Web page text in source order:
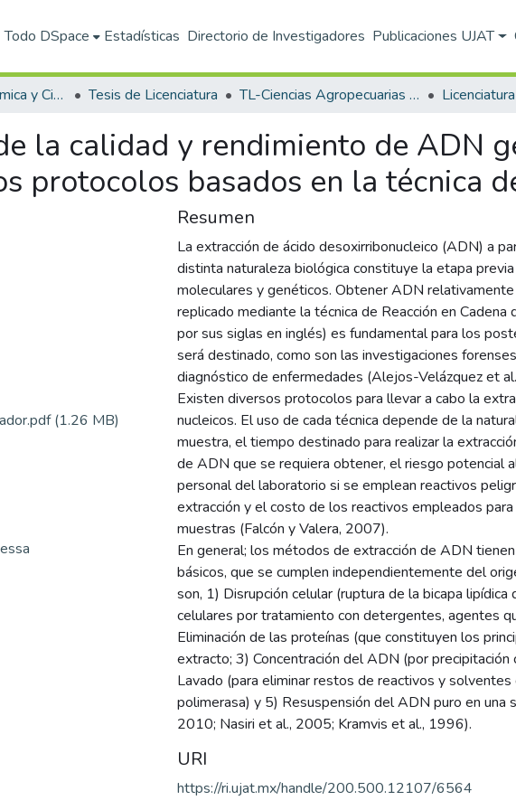
Todo DSpace Estadísticas Directorio de Investigadores Publicaciones UJAT
Producción Académica y Científica Tesis de Licenciatura TL-Ciencias Agropecuarias (DACA)
la calidad y rendimiento de ADN
protocolos basados en la técnica
(1.26 MB)
Resumen
La extracción de ácido desoxirribonucleico (ADN) a
distinta naturaleza biológica constituye la etapa previa
moleculares y genéticos. Obtener ADN
replicado mediante la técnica de Reacción en Cadena
por sus siglas en inglés) es fundamental para los
será destinado, como son las investigaciones
diagnóstico de enfermedades (Alejos-Velázquez et
Existen diversos protocolos para llevar a cabo la
nucleicos. El uso de cada técnica depende de la
muestra, el tiempo destinado para realizar la
de ADN que se requiera obtener, el riesgo potencial
personal del laboratorio si se emplean reactivos
extracción y el costo de los reactivos empleados
muestras (Falcón y Valera, 2007).
En general; los métodos de extracción de ADN
básicos, que se cumplen independientemente del
son, 1) Disrupción celular (ruptura de la bicapa lipídica
celulares por tratamiento con detergentes, agentes
Eliminación de las proteínas (que constituyen los
extracto; 3) Concentración del ADN (por precipitación
Lavado (para eliminar restos de reactivos y solventes
polimerasa) y 5) Resuspensión del ADN puro en una
2010; Nasiri et al., 2005; Kramvis et al., 1996).
URI
https://ri.ujat.mx/handle/200.500.12107/6564